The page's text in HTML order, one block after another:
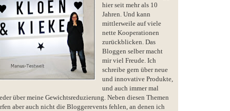
hier seit mehr als 10
Jahren. Und kann
mittlerweile auf viele
nette Kooperationen
zurückblicken. Das
Bloggen selber macht
mir viel Freude. Ich
schreibe gern über neue
und innovative Produkte,
und auch immer mal
über meine Gewichtsreduzierung. Neben diesen Themen
aber auch nicht die Bloggerevents fehlen, an denen ich